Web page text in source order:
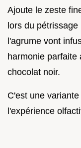
Ajoute le zeste
lors du
l'agrume vont
harmonie parfaite
chocolat noir.
C'est une
l'expérience